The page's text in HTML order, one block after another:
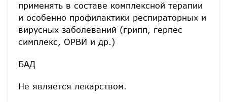
применять в составе комплексной терапии
и особенно профилактики респираторных и
вирусных заболеваний (грипп, герпес
симплекс, ОРВИ и др.)
БАД
Не является лекарством.